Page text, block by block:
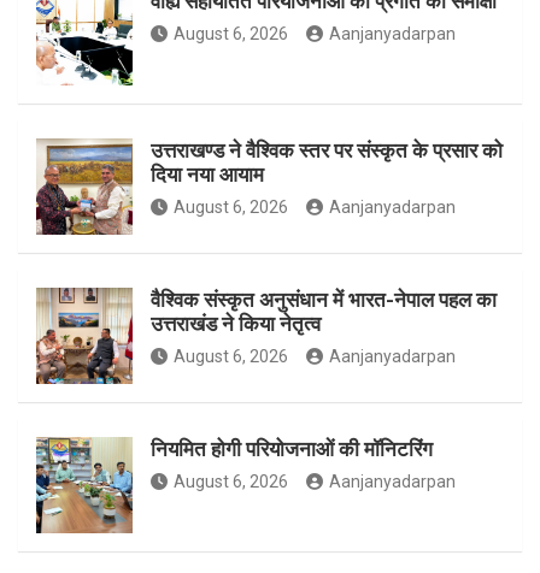
o
k
g
m
e
August 6, 2026 Aanjanyadarpan
उत्तराखण्ड ने वैश्विक स्तर पर संस्कृत के प्रसार को
दिया नया आयाम
August 6, 2026 Aanjanyadarpan
वैश्विक संस्कृत अनुसंधान में भारत-नेपाल पहल का
उत्तराखंड ने किया नेतृत्व
August 6, 2026 Aanjanyadarpan
नियमित होगी परियोजनाओं की मॉनिटरिंग
August 6, 2026 Aanjanyadarpan